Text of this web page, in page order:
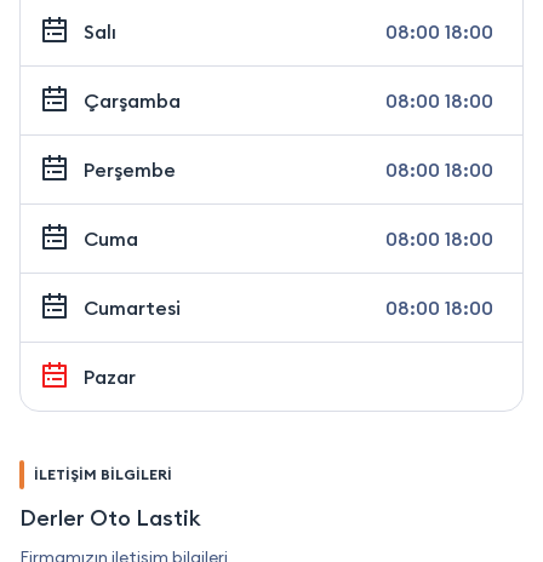
Salı 08:00 18:00
Çarşamba 08:00 18:00
Perşembe 08:00 18:00
Cuma 08:00 18:00
Cumartesi 08:00 18:00
Pazar
İLETİŞİM BİLGİLERİ
Derler Oto Lastik
Firmamızın iletişim bilgileri